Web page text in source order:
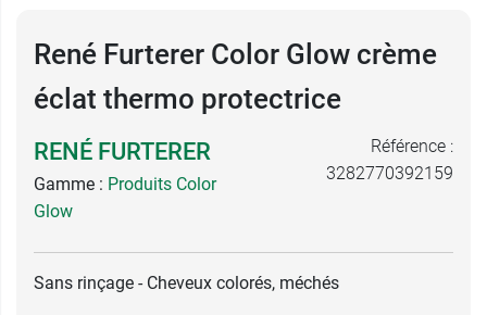
René Furterer Color Glow crème
éclat thermo protectrice
RENÉ FURTERER
Gamme : Produits Color
Glow
Référence :
3282770392159
Sans rinçage - Cheveux colorés, méchés